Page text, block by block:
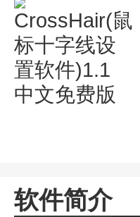
软件简介